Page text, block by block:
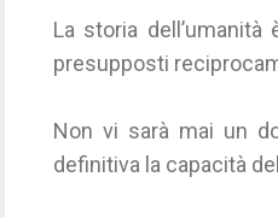
La storia
presupposti
Non vi sarà mai un
definitiva la capacità